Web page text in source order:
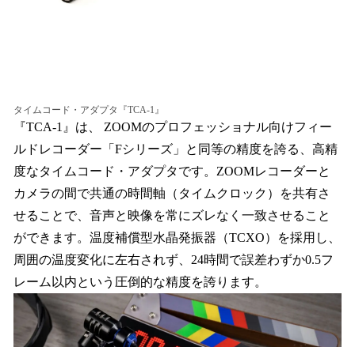
タイムコード・アダプタ『TCA-1』
『TCA-1』は、 ZOOMのプロフェッショナル向けフィー
ルドレコーダー「Fシリーズ」と同等の精度を誇る、高精
度なタイムコード・アダプタです。ZOOMレコーダーと
カメラの間で共通の時間軸（タイムクロック）を共有さ
せることで、音声と映像を常にズレなく一致させること
ができます。温度補償型水晶発振器（TCXO）を採用し、
周囲の温度変化に左右されず、24時間で誤差わずか0.5フ
レーム以内という圧倒的な精度を誇ります。